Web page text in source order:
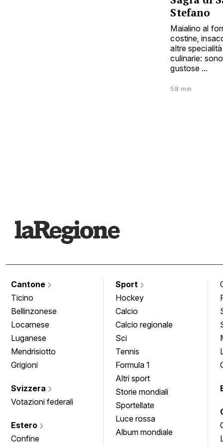
Stefano
Maialino al
costine,
altre specialità
culinarie:
gustose ...
58 min
Cantone
Ticino
Bellinzonese
Locarnese
Luganese
Mendrisiotto
Grigioni
Svizzera
Votazioni federali
Estero
Confine
Sport
Hockey
Calcio
Calcio regionale
Sci
Tennis
Formula 1
Altri sport
Storie mondiali
Sportellate
Luce rossa
Album mondiale